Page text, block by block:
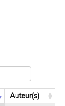
Auteur(s)